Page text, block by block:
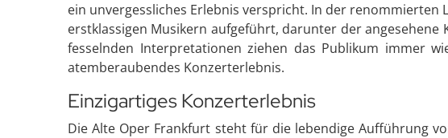
ein unvergessliches Erlebnis verspricht. In der renommierten
erstklassigen Musikern aufgeführt, darunter der angesehene
fesselnden Interpretationen ziehen das Publikum immer
atemberaubendes Konzerterlebnis.
Einzigartiges Konzerterlebnis
Die Alte Oper Frankfurt steht für die lebendige Aufführung